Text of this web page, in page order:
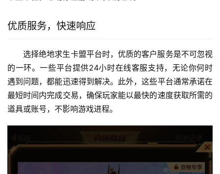
优质服务，快速响应
选择绝地求生卡盟平台时，优质的客户服务是不可忽视
的一环。一些平台提供24小时在线客服支持，无论你何时
遇到问题，都能迅速得到解决。此外，这些平台通常承诺在
最短时间内完成交易，确保玩家能以最快的速度获取所需的
道具或账号，不影响游戏进程。